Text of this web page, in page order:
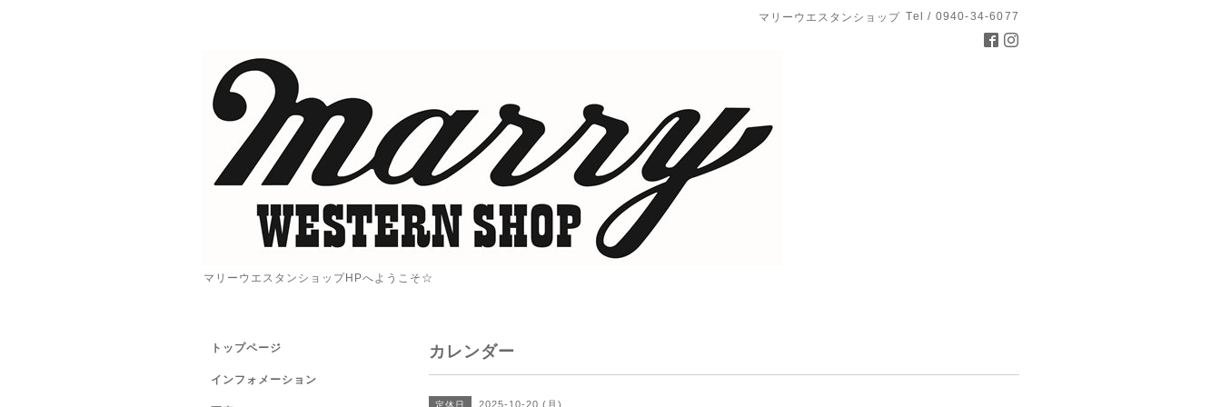
マリーウエスタンショップ Tel / 0940-34-6077
マリーウエスタンショップHPへようこそ☆
カレンダー
定休日 2025-10-20 (月)
トップページ
インフォメーション